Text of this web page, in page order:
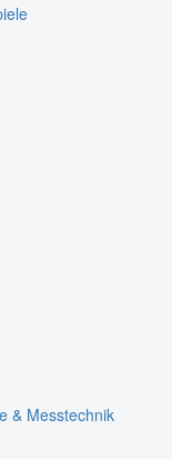
& Messtechnik